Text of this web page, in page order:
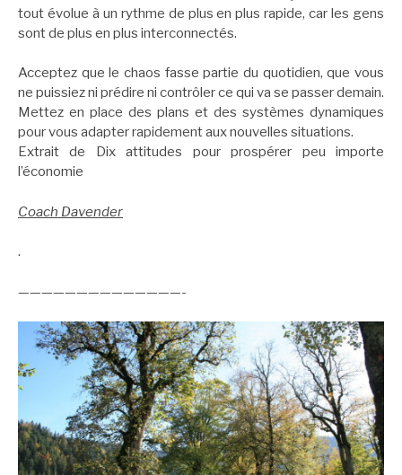
tout évolue à un rythme de plus en plus rapide, car les gens
sont de plus en plus interconnectés.
Acceptez que le chaos fasse partie du quotidien, que vous
ne puissiez ni prédire ni contrôler ce qui va se passer demain.
Mettez en place des plans et des systèmes dynamiques
pour vous adapter rapidement aux nouvelles situations.
Extrait de Dix attitudes pour prospérer peu importe
l’économie
Coach Davender
.
——————————————-